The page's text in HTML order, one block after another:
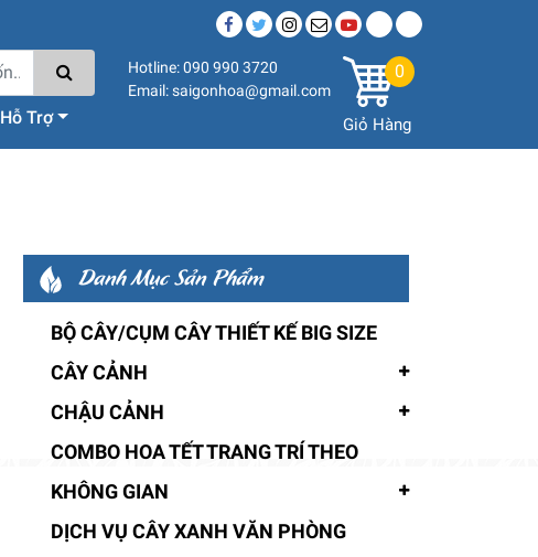
Hỗ Trợ
Hotline: 090 990 3720
Email: saigonhoa@gmail.com
0
Giỏ Hàng
Danh Mục Sản Phẩm
BỘ CÂY/CỤM CÂY THIẾT KẾ BIG SIZE
CÂY CẢNH
CHẬU CẢNH
COMBO HOA TẾT TRANG TRÍ THEO
KHÔNG GIAN
DỊCH VỤ CÂY XANH VĂN PHÒNG